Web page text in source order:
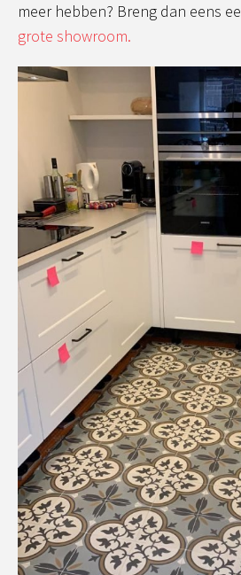
meer hebben? Breng dan eens
grote showroom.